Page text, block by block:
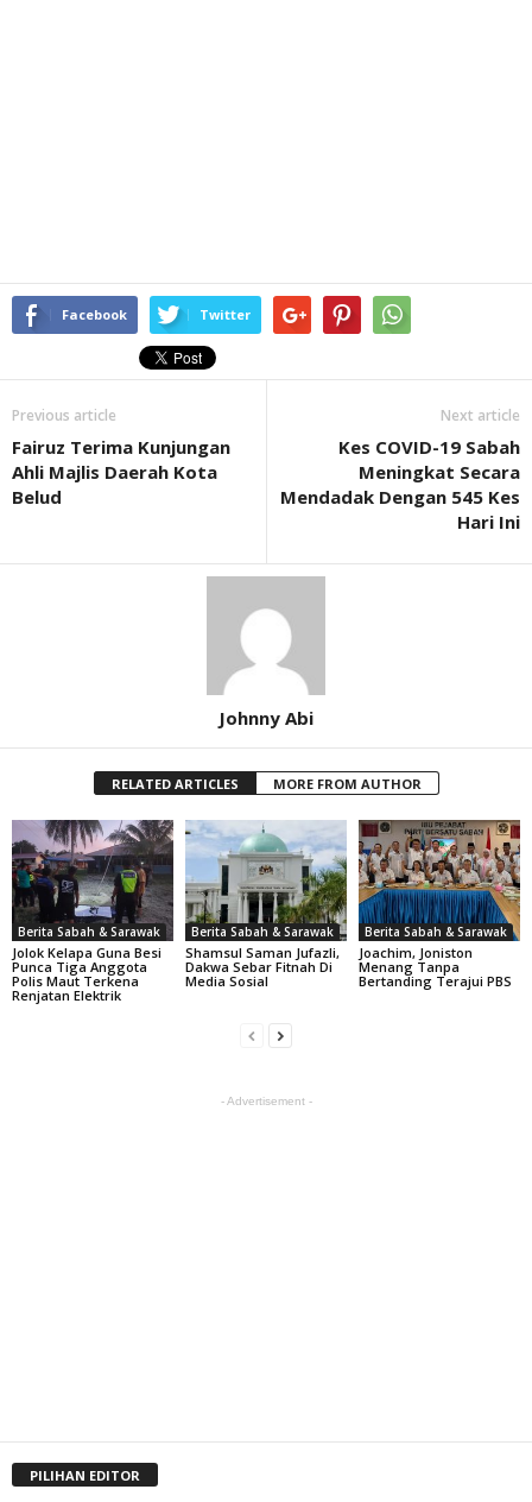
Facebook Twitter
Previous article
Fairuz Terima Kunjungan
Ahli Majlis Daerah Kota
Belud
Next article
Kes COVID-19 Sabah
Meningkat Secara
Mendadak Dengan 545 Kes
Hari Ini
Johnny Abi
RELATED ARTICLES MORE FROM AUTHOR
Berita Sabah & Sarawak
Jolok Kelapa Guna Besi
Punca Tiga Anggota
Polis Maut Terkena
Renjatan Elektrik
Berita Sabah & Sarawak
Shamsul Saman Jufazli,
Dakwa Sebar Fitnah Di
Media Sosial
Berita Sabah & Sarawak
Joachim, Joniston
Menang Tanpa
Bertanding Terajui PBS
- Advertisement -
PILIHAN EDITOR